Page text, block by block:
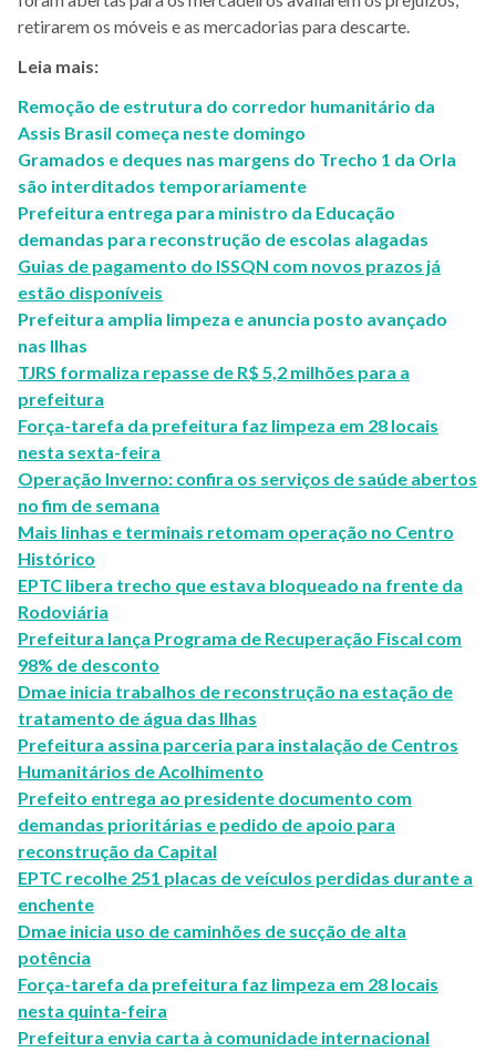
retirarem os móveis e as mercadorias para descarte.
Leia mais:
Remoção de estrutura do corredor humanitário da
Assis Brasil começa neste domingo
Gramados e deques nas margens do Trecho 1 da Orla
são interditados temporariamente
Prefeitura entrega para ministro da Educação
demandas para reconstrução de escolas alagadas
Guias de pagamento do ISSQN com novos prazos já
estão disponíveis
Prefeitura amplia limpeza e anuncia posto avançado
nas Ilhas
TJRS formaliza repasse de R$ 5,2 milhões para a
prefeitura
Força-tarefa da prefeitura faz limpeza em 28 locais
nesta sexta-feira
Operação Inverno: confira os serviços de saúde abertos
no fim de semana
Mais linhas e terminais retomam operação no Centro
Histórico
EPTC libera trecho que estava bloqueado na frente da
Rodoviária
Prefeitura lança Programa de Recuperação Fiscal com
98% de desconto
Dmae inicia trabalhos de reconstrução na estação de
tratamento de água das Ilhas
Prefeitura assina parceria para instalação de Centros
Humanitários de Acolhimento
Prefeito entrega ao presidente documento com
demandas prioritárias e pedido de apoio para
reconstrução da Capital
EPTC recolhe 251 placas de veículos perdidas durante a
enchente
Dmae inicia uso de caminhões de sucção de alta
potência
Força-tarefa da prefeitura faz limpeza em 28 locais
nesta quinta-feira
Prefeitura envia carta à comunidade internacional